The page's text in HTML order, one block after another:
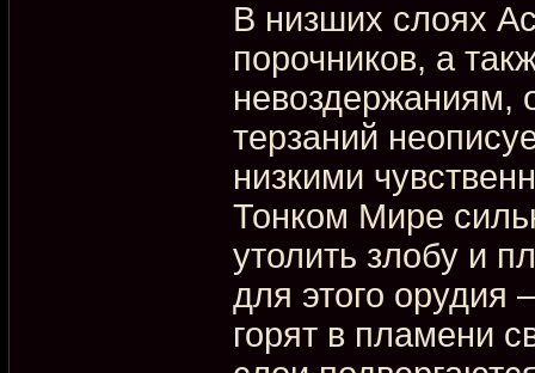
В низших слоях
порочников, а
невоздержаниям,
терзаний
низкими
Тонком Мире
утолить злобу и
для этого орудия
горят в пламени